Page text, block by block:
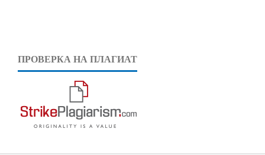
ПРОВЕРКА НА ПЛАГИАТ